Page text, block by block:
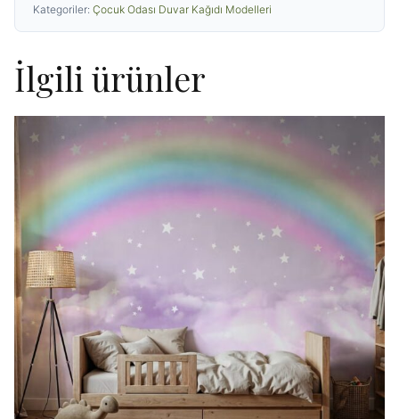
Kategoriler: Çocuk Odası Duvar Kağıdı Modelleri
İlgili ürünler